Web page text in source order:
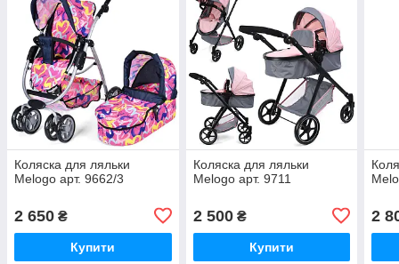
Коляска для ляльки
Melogo арт. 9662/3
2 650 ₴
Купити
Коляска для ляльки
Melogo арт. 9711
2 500₴
Купити
2